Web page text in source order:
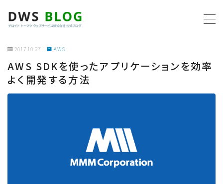
ホーム
AWS
2017.10.27 AWS
AWS SDKを使ったアプリケーションを効率
よく開発する方法